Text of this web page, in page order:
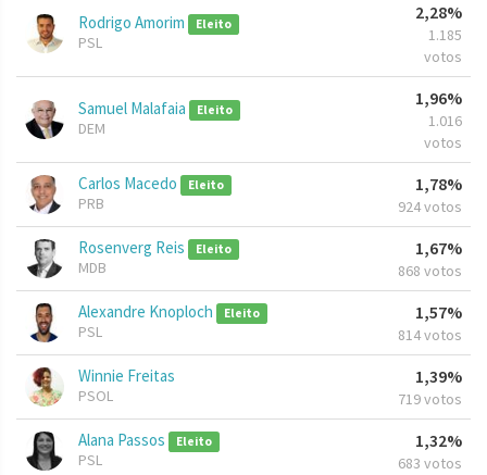
Rodrigo Amorim Eleito
PSL
2,28%
1.185
votos
Samuel Malafaia Eleito
DEM
1,96%
1.016
votos
Carlos Macedo Eleito
PRB
1,78%
924 votos
Rosenverg Reis Eleito
MDB
1,67%
868 votos
Alexandre Knoploch Eleito
PSL
1,57%
814 votos
Winnie Freitas
PSOL
1,39%
719 votos
Alana Passos Eleito
PSL
1,32%
683 votos